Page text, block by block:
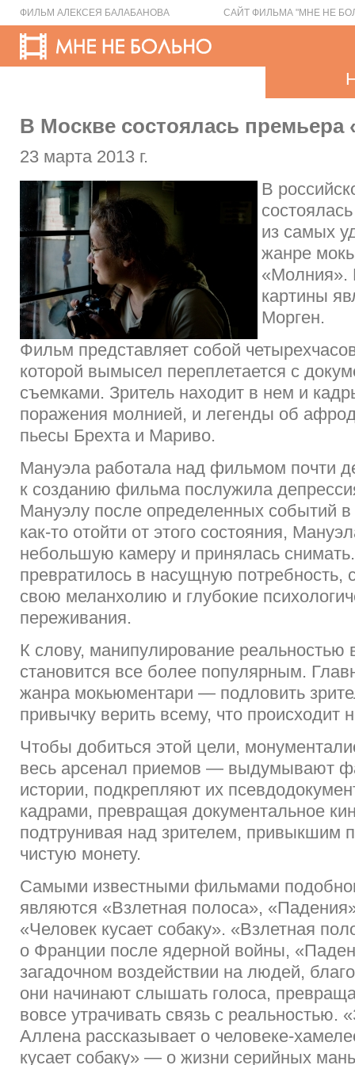
ФИЛЬМ АЛЕКСЕЯ БАЛАБАНОВА САЙТ ФИЛЬМА "МНЕ НЕ
В Москве состоялась премьера
23 марта 2013 г.
В
из самых
жанре
«Молния».
картины
Морген.
Фильм представляет собой
которой вымысел переплетается с
съемками. Зритель находит в нем и
поражения молнией, и легенды об
пьесы Брехта и Мариво.
Мануэла работала над фильмом почти
к созданию фильма послужила
Мануэлу после определенных событий
как-то отойти от этого состояния,
небольшую камеру и принялась
превратилось в насущную потребность,
свою меланхолию и глубокие
переживания.
К слову, манипулирование реальностью
становится все более популярным.
жанра мокьюментари — подловить
привычку верить всему, что происходит
Чтобы добиться этой цели,
весь арсенал приемов — выдумывают
истории, подкрепляют их
кадрами, превращая документальное
подтрунивая над зрителем, привыкшим
чистую монету.
Самыми известными фильмами
являются «Взлетная полоса»,
«Человек кусает собаку». «Взлетная
о Франции после ядерной войны,
загадочном воздействии на людей,
они начинают слышать голоса,
вовсе утрачивать связь с реальностью.
Аллена рассказывает о человеке-
кусает собаку» — о жизни серийных